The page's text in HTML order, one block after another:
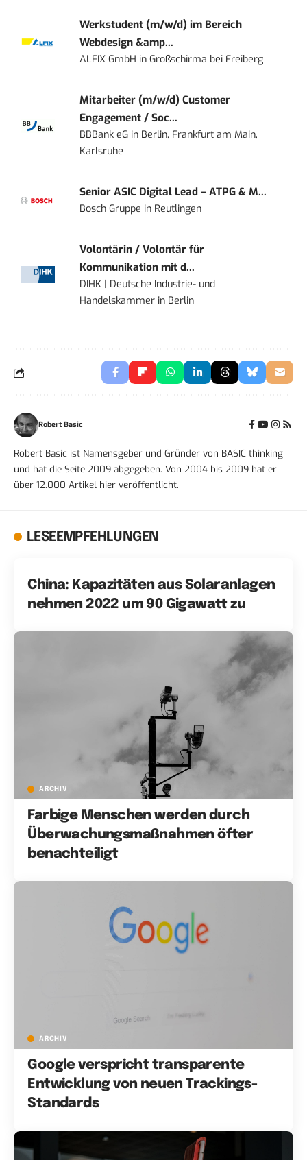
Werkstudent (m/w/d) im Bereich
Webdesign &amp...
ALFIX GmbH inGroßschirma bei Freiberg
Mitarbeiter (m/w/d) Customer
Engagement / Soc...
BBBank eG in Berlin, Frankfurt am Main,
Karlsruhe
Senior ASIC Digital Lead – ATPG & M...
Bosch Gruppe in Reutlingen
Volontärin / Volontär für
Kommunikation mit d...
DIHK | Deutsche Industrie- und
Handelskammer in Berlin
Robert Basic
Robert Basic ist Namensgeber und Gründer von BASIC thinking
und hat die Seite 2009 abgegeben. Von 2004 bis 2009 hat er
über 12.000 Artikel hier veröffentlicht.
LESEEMPFEHLUNGEN
China: Kapazitäten aus Solaranlagen
nehmen 2022 um 90 Gigawatt zu
ARCHIV
Farbige Menschen werden durch
Überwachungsmaßnahmen öfter
benachteiligt
ARCHIV
Google verspricht transparente
Entwicklung von neuen Trackings-
Standards